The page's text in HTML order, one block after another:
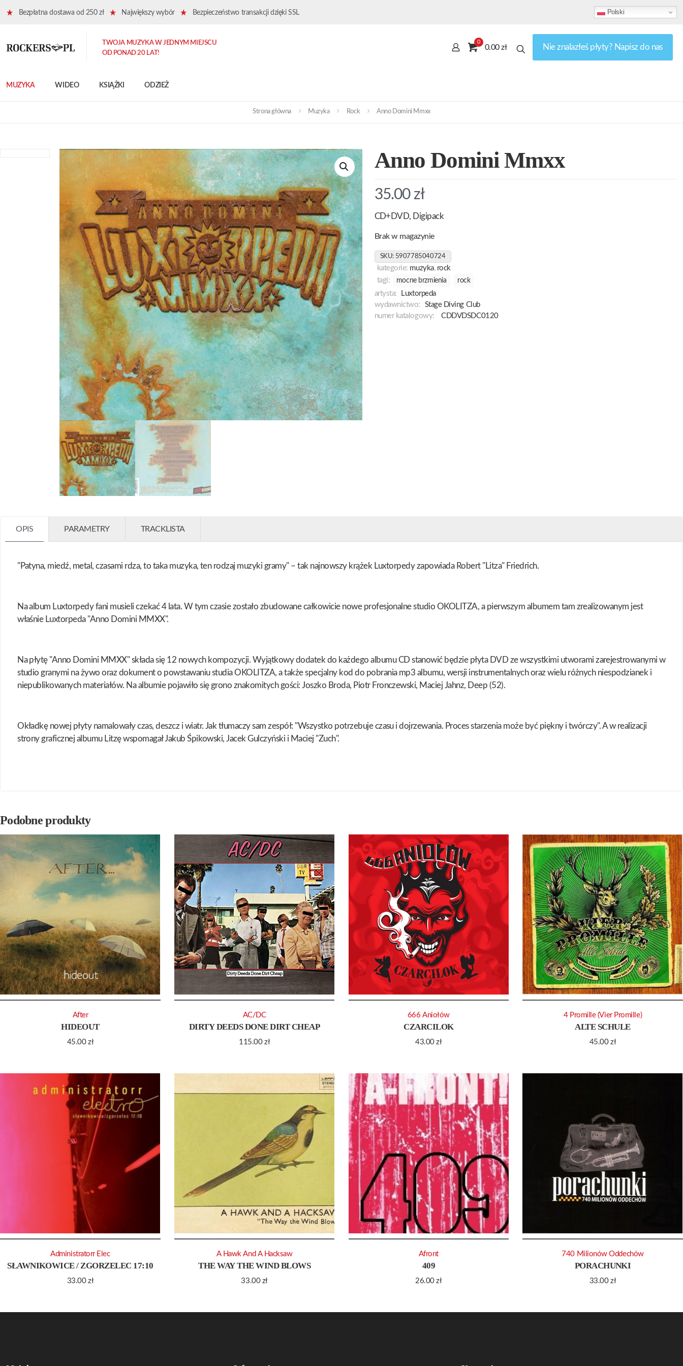
Bezpłatna dostawa od 250 zł Największy wybór Bezpieczeństwo transakcji dzięki SSL Polski
MUZYKA WIDEO KSIĄŻKI ODZIEŻ
TWOJA MUZYKA W JEDNYM MIEJSCU
OD PONAD 20 LAT!
0
0.00 zł Nie znalazłeś płyty? Napisz do nas
Strona główna Muzyka Rock Anno Domini Mmxx
Anno Domini Mmxx
35.00 zł
CD+DVD, Digipack
Brak w magazynie
SKU: 5907785040724
kategorie: muzyka, rock
tagi:
mocne brzmienia rock
artysta:
Luxtorpeda
wydawnictwo:
Stage Diving Club
numer katalogowy:
CDDVDSDC0120
OPIS PARAMETRY TRACKLISTA
"Patyna, miedź, metal, czasami rdza, to taka muzyka, ten rodzaj muzyki gramy" – tak najnowszy krążek Luxtorpedy zapowiada Robert "Litza" Friedrich.
Na album Luxtorpedy fani musieli czekać 4 lata. W tym czasie zostało zbudowane całkowicie nowe profesjonalne studio OKOLITZA, a pierwszym albumem tam zrealizowanym jest
właśnie Luxtorpeda "Anno Domini MMXX".
Na płytę "Anno Domini MMXX" składa się 12 nowych kompozycji. Wyjątkowy dodatek do każdego albumu CD stanowić będzie płyta DVD ze wszystkimi utworami zarejestrowanymi w
studio granymi na żywo oraz dokument o powstawaniu studia OKOLITZA, a także specjalny kod do pobrania mp3 albumu, wersji instrumentalnych oraz wielu różnych niespodzianek i
niepublikowanych materiałów. Na albumie pojawiło się grono znakomitych gości: Joszko Broda, Piotr Fronczewski, Maciej Jahnz, Deep (52).
Okładkę nowej płyty namalowały czas, deszcz i wiatr. Jak tłumaczy sam zespół: "Wszystko potrzebuje czasu i dojrzewania. Proces starzenia może być piękny i twórczy". A w realizacji
strony graficznej albumu Litzę wspomagał Jakub Śpikowski, Jacek Gulczyński i Maciej "Zuch".
Podobne produkty
HIDEOUT
45.00zł
After
DIRTY DEEDS DONE DIRT CHEAP
115.00 zł
AC/DC
CZARCILOK
43.00zł
666 Aniołów
ALTE SCHULE
45.00zł
4 Promille (Vier Promille)
SŁAWNIKOWICE / ZGORZELEC 17:10
33.00zł
Administratorr Elec
THE WAY THE WIND BLOWS
33.00 zł
A Hawk And A Hacksaw
409
26.00zł
Afront
PORACHUNKI
33.00zł
740 Milionów Oddechów